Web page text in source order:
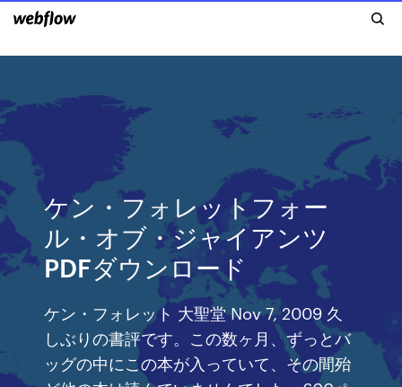
ケン・フォレットフォー
ル・オブ・ジャイアンツ
PDFダウンロード
ケン・フォレット 大聖堂 Nov 7, 2009 久
しぶりの書評です。この数ヶ月、ずっとバ
ッグの中にこの本が入っていて、その間殆